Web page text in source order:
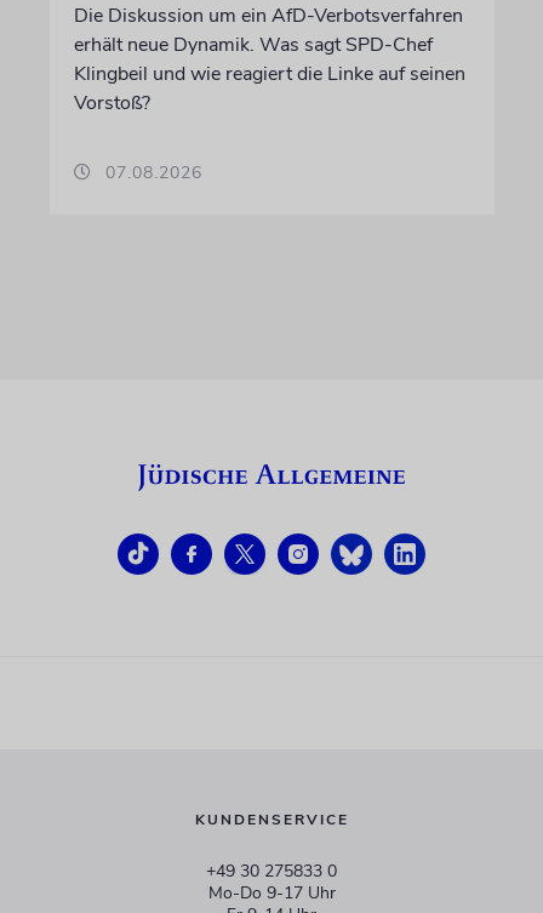
Die Diskussion um ein AfD-Verbotsverfahren
erhält neue Dynamik. Was sagt SPD-Chef
Klingbeil und wie reagiert die Linke auf seinen
Vorstoß?
07.08.2026
KUNDENSERVICE
+49 30 275833 0
Mo-Do 9-17 Uhr